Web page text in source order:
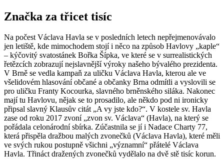
Značka za třicet tisíc
Na počest Václava Havla se v posledních letech nepřejmenovávalo
jen letiště, kde mimochodem stojí i něco na způsob Havlovy „kaple“
– kýčovitý svatostánek Bořka Šípka, ve které se v surrealistických
řetězcích zobrazují nejslavnější výroky našeho bývalého prezidenta.
V Brně se vedla kampaň za uličku Václava Havla, kterou ale ve
všelidovém hlasování občané a občanky Brna odmítli a vyslovili se
pro uličku Franty Kocourka, slavného brněnského siláka. Nakonec
mají tu Havlovu, nějak se to prosadilo, ale někdo pod ni ironicky
připsal slavný Klausův citát „A vy jste kdo?“. V kostele sv. Havla
zase od roku 2017 zvoní „zvon sv. Václava“ (Havla), na který se
pořádala celonárodní sbírka. Zúčastnila se jí i Nadace Charty 77,
která přispěla dražbou malých zvonečků (Václava Havla), které měli
ve svých rukou postupně všichni „významní“ přátelé Václava
Havla. Třináct dražených zvonečků vydělalo na dvě stě tisíc korun.